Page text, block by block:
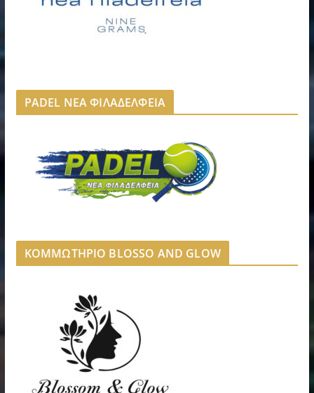
PADEL ΝΕΑ ΦΙΛΑΔΕΛΦΕΙΑ
ΚΟΜΜΩΤΗΡΙΟ BLOSSO AND GLOW